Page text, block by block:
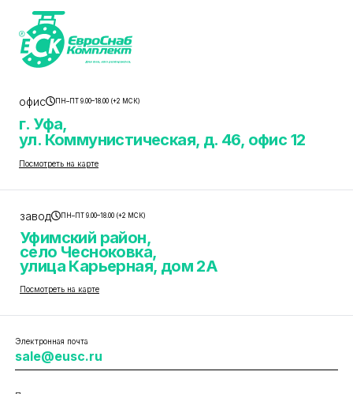
офис ПН–ПТ 9.00–18.00 (+2 МСК)
г. Уфа,
ул. Коммунистическая, д. 46, офис 12
Посмотреть на карте
завод ПН–ПТ 9.00–18.00 (+2 МСК)
Уфимский район,
село Чесноковка,
улица Карьерная, дом 2А
Посмотреть на карте
Электронная почта
sale@eusc.ru